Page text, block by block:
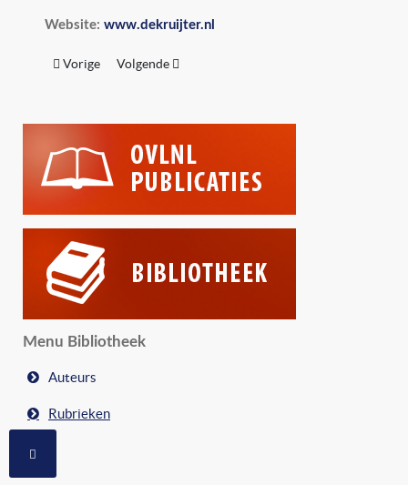
Website: www.dekruijter.nl
Vorig artikel: DBL-Verlichting
Vorige Volgende artikel: DE NOOD
Volgende
Menu Bibliotheek
Auteurs
Rubrieken